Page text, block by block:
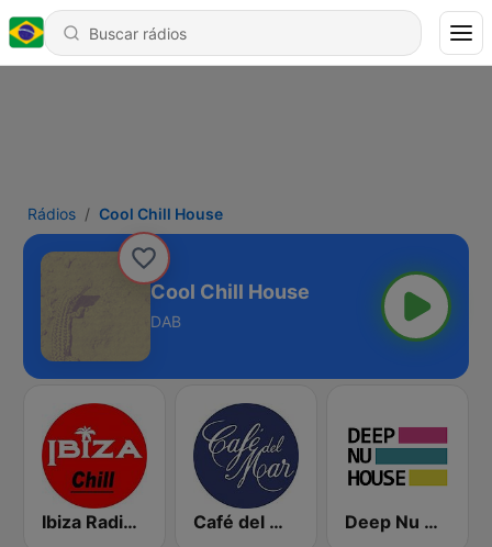
Rádios Cool Chill House
Cool Chill House
DAB
Ibiza Radios - Chill Café del Mar Chill Deep Nu House Radio by SO&SO